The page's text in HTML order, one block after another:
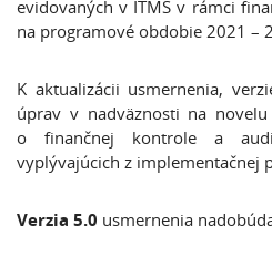
evidovaných v ITMS v rámci
na programové obdobie 2021 –
K aktualizácii usmernenia,
úprav v nadväznosti na
o finančnej kontrole a
vyplývajúcich z implementačnej
Verzia 5.0 usmernenia